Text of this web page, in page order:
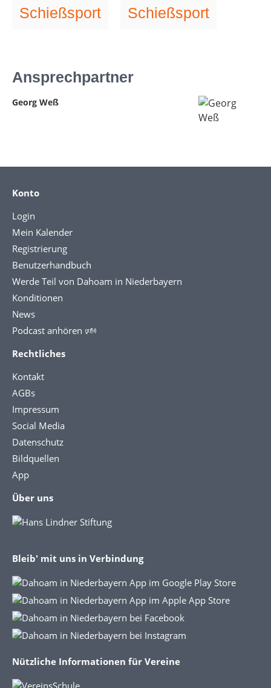
Schießsport Schießsport
Ansprechpartner
Georg Weß
Konto
Login
Mein Kalender
Registrierung
Benutzerhandbuch
Werde Teil von Dahoam in Niederbayern
Konditionen
News
Podcast anhören 🕬
Rechtliches
Kontakt
AGBs
Impressum
Social Media
Datenschutz
Bildquellen
App
Über uns
Bleib' mit uns in Verbindung
Nützliche Informationen für Vereine